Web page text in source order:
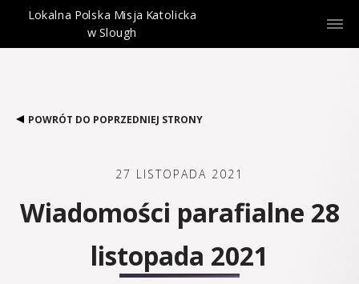
Lokalna Polska Misja Katolicka
w Slough
POWRÓT DO POPRZEDNIEJ STRONY
27 LISTOPADA 2021
Wiadomości parafialne 28
listopada 2021